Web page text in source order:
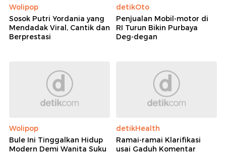
Wolipop
Sosok Putri Yordania yang
Mendadak Viral, Cantik dan
Berprestasi
detikOto
Penjualan Mobil-motor di
RI Turun Bikin Purbaya
Deg-degan
Wolipop
Bule Ini Tinggalkan Hidup
Modern Demi Wanita Suku
detikHealth
Ramai-ramai Klarifikasi
usai Gaduh Komentar